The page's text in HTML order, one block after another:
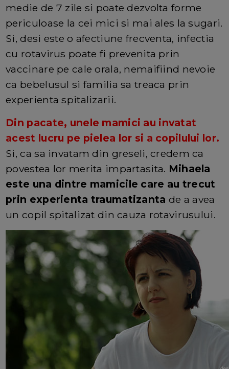
medie de 7 zile si poate dezvolta forme
periculoase la cei mici si mai ales la sugari.
Si, desi este o afectiune frecventa, infectia
cu rotavirus poate fi prevenita prin
vaccinare pe cale orala, nemaifiind nevoie
ca bebelusul si familia sa treaca prin
experienta spitalizarii.
Din pacate, unele mamici au invatat
acest lucru pe pielea lor si a copilului lor.
Si, ca sa invatam din greseli, credem ca
povestea lor merita impartasita. Mihaela
este una dintre mamicile care au trecut
prin experienta traumatizanta de a avea
un copil spitalizat din cauza rotavirusului.